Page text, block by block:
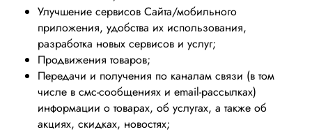
Улучшение сервисов Сайта/мобильного
приложения, удобства их использования,
разработка новых сервисов и услуг;
Продвижения товаров;
Передачи и получения по каналам связи (в том
числе в смс-сообщениях и email-рассылках)
информации о товарах, об услугах, а также об
акциях, скидках, новостях;